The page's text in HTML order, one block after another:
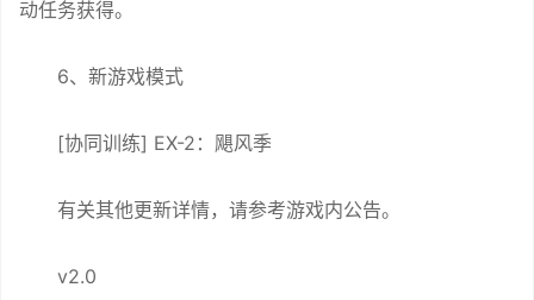
动任务获得。
6、新游戏模式
[协同训练] EX-2：飓风季
有关其他更新详情，请参考游戏内公告。
v2.0